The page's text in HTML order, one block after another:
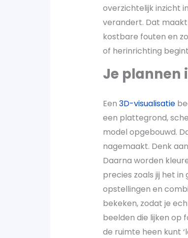
overzichtelijk inzicht
verandert. Dat
kostbare fouten en
of herinrichting
Je plannen
Een 3D-visualisatie
een plattegrond,
model opgebouwd.
nagemaakt. Denk
Daarna worden
precies zoals jij het
opstellingen en
bekeken, zodat je
beelden die lijken op
de ruimte heen kunt